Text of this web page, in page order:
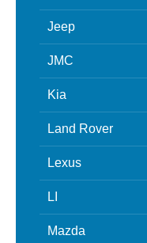
Jeep
JMC
Kia
Land Rover
Lexus
LI
Mazda